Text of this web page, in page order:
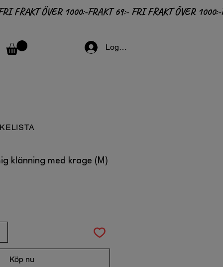
Logga in
klänning med krage (M)
Köp nu